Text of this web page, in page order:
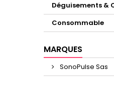
Déguisements &
Consommable
MARQUES
SonoPulse Sas